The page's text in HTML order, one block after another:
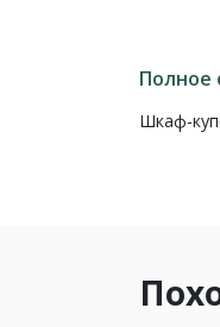
Полное
Шкаф-